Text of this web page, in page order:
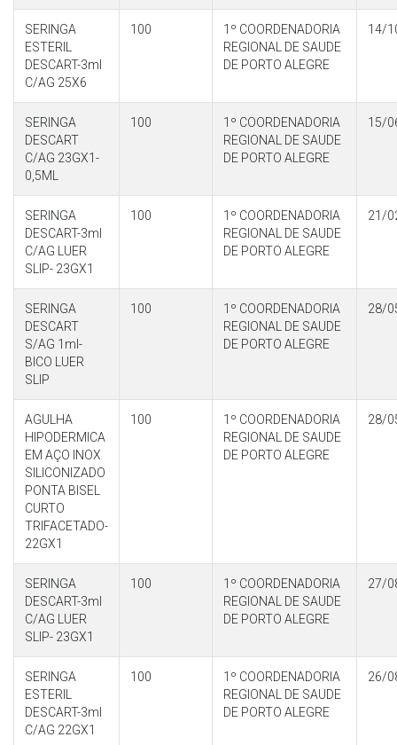
SERINGA
ESTERIL
DESCART-3ml
C/AG 25X6
100
1º COORDENADORIA
REGIONAL DE SAUDE
DE PORTO ALEGRE
14/
SERINGA
DESCART
C/AG 23GX1-
0,5ML
100
1º COORDENADORIA
REGIONAL DE SAUDE
DE PORTO ALEGRE
15/
SERINGA
DESCART-3ml
C/AG LUER
SLIP- 23GX1
100
1º COORDENADORIA
REGIONAL DE SAUDE
DE PORTO ALEGRE
21/
SERINGA
DESCART
S/AG 1ml-
BICO LUER
SLIP
100
1º COORDENADORIA
REGIONAL DE SAUDE
DE PORTO ALEGRE
28/
AGULHA
HIPODERMICA
EM AÇO INOX
SILICONIZADO
PONTA BISEL
CURTO
TRIFACETADO-
22GX1
100
1º COORDENADORIA
REGIONAL DE SAUDE
DE PORTO ALEGRE
28/
SERINGA
DESCART-3ml
C/AG LUER
SLIP- 23GX1
100
1º COORDENADORIA
REGIONAL DE SAUDE
DE PORTO ALEGRE
27/
SERINGA
ESTERIL
DESCART-3ml
C/AG 22GX1
100
1º COORDENADORIA
REGIONAL DE SAUDE
DE PORTO ALEGRE
26/